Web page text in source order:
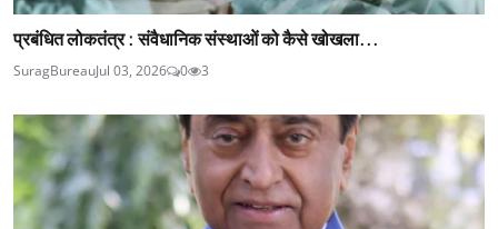
प्रबंधित लोकतंत्र : संवैधानिक संस्थाओं को कैसे खोखला...
SuragBureauJul 03, 2026 0 3